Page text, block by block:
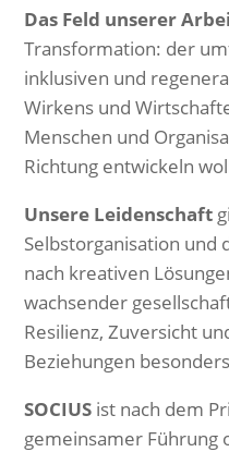
Das Feld unserer
Transformation: der
inklusiven und
Wirkens und
Menschen und
Richtung entwickeln
Unsere Leidenschaft
Selbstorganisation und
nach kreativen
wachsender
Resilienz, Zuversicht
Beziehungen
SOCIUS ist nach dem
gemeinsamer